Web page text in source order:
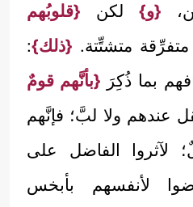
{و} لكن {قلوبُهم
متشتِّتة. {ذلك}:
بما ذُكِرَ {بأنَّهم قومٌ
عندهم ولا لبَّ؛ فإنَّهم
لآثروا الفاضل على
لأنفسهم بأبخس